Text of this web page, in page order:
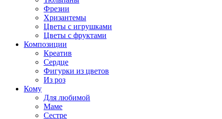
Фрезии
Хризантемы
Цветы с игрушками
Цветы с фруктами
Композиции
Креатив
Сердце
Фигурки из цветов
Из роз
Кому
Для любимой
Маме
Сестре